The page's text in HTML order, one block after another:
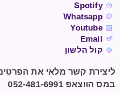
Spotify
Whatsapp
Youtube
Email
קול הלשון
ליצירת קשר מלאי את
במס הווצאפ 052-481-6991